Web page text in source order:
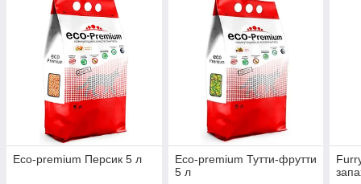
Eco-premium Персик 5 л
Eco-premium Тутти-фрутти
5 л